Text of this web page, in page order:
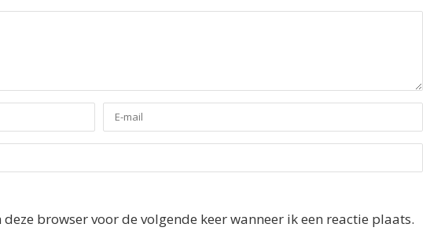
browser voor de volgende keer wanneer ik een reactie plaats.